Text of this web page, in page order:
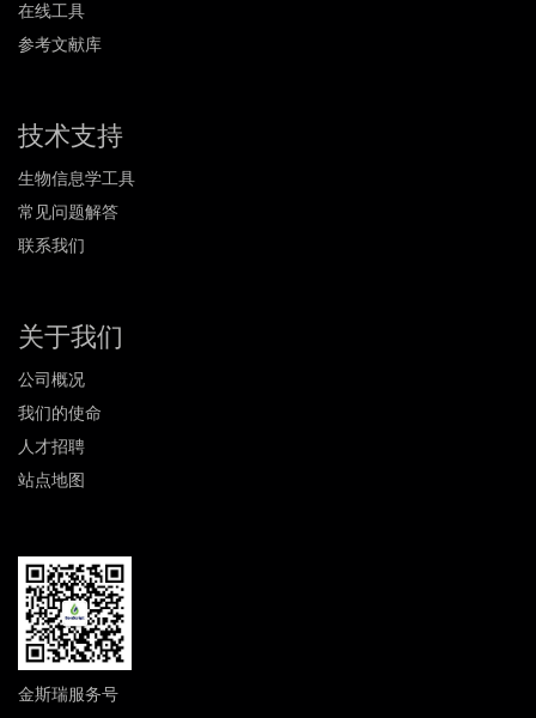
在线工具
参考文献库
技术支持
生物信息学工具
常见问题解答
联系我们
关于我们
公司概况
我们的使命
人才招聘
站点地图
金斯瑞服务号